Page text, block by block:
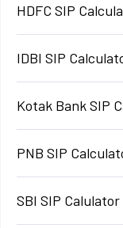
HDFC SIP
IDBI SIP
Kotak Bank SIP
PNB SIP
SBI SIP Calulator